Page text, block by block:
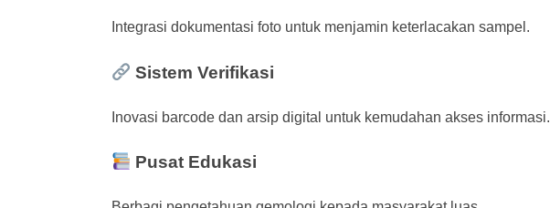
Integrasi dokumentasi foto untuk menjamin keterlacakan sampel.
Sistem Verifikasi
Inovasi barcode dan arsip digital untuk kemudahan akses informasi.
Pusat Edukasi